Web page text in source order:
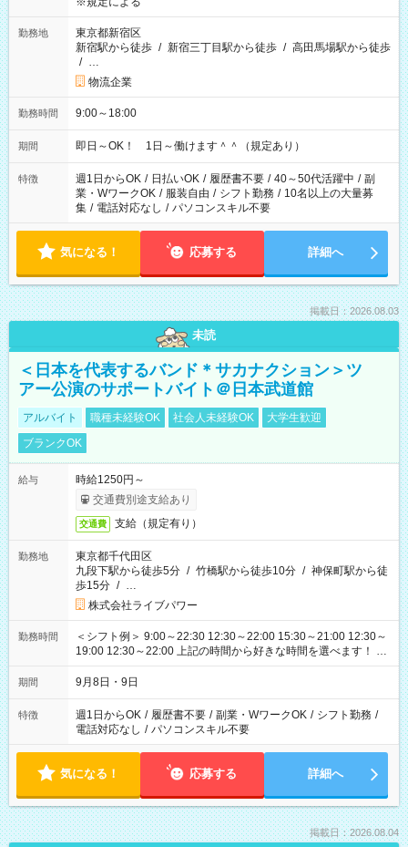
勤務地
東京都新宿区
新宿駅から徒歩 / 新宿三丁目駅から徒歩 / 高田馬場駅から徒歩
/ …
物流企業
勤務時間 9:00～18:00
期間 即日～OK！ 1日～働けます＾＾（規定あり）
特徴 週1日からOK / 日払いOK / 履歴書不要 / 40～50代活躍中 / 副
業・WワークOK / 服装自由 / シフト勤務 / 10名以上の大量募
集 / 電話対応なし / パソコンスキル不要
気になる！ 応募する 詳細へ
掲載日：2026.08.03
未読
＜日本を代表するバンド＊サカナクション＞ツ
アー公演のサポートバイト＠日本武道館
アルバイト 職種未経験OK 社会人未経験OK
大学生歓迎
ブランクOK
給与
時給1250円～
交通費別途支給あり
交通費 支給（規定有り）
勤務地
東京都千代田区
九段下駅から徒歩5分 / 竹橋駅から徒歩10分 / 神保町駅から徒
歩15分 / …
株式会社ライブパワー
勤務時間
＜シフト例＞ 9:00～22:30 12:30～22:00 15:30～21:00 12:30～
19:00 12:30～22:00 上記の時間から好きな時間を選べます！ ※
時間は変更となる可能性があります
期間 9月8日・9日
特徴 週1日からOK / 履歴書不要 / 副業・WワークOK / シフト勤務 /
電話対応なし / パソコンスキル不要
気になる！ 応募する 詳細へ
掲載日：2026.08.04